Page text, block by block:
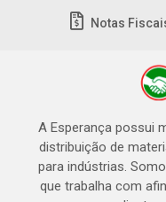
Notas
A Esperança possui
distribuição de
para indústrias.
que trabalha com